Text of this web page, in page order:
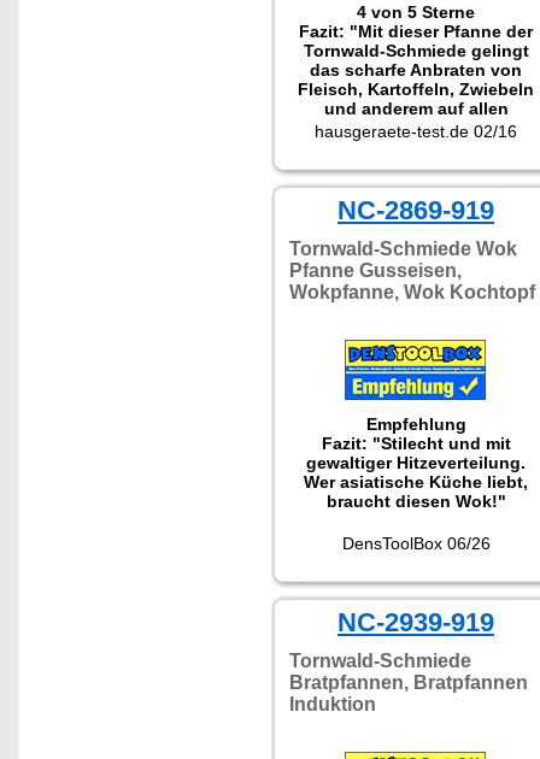
4 von 5 Sterne
Fazit: "Mit dieser Pfanne der
Tornwald-Schmiede gelingt
das scharfe Anbraten von
Fleisch, Kartoffeln, Zwiebeln
und anderem auf allen
Herdarten. Solche Pfannen
dürfen in keiner guten Küche
fehlen."
Getestet wurde das
Pfannenset NC-2941
hausgeraete-test.de 02/16
NC-2869-919
Tornwald-Schmiede Wok
Pfanne Gusseisen,
Wokpfanne, Wok Kochtopf
Empfehlung
Fazit: "Stilecht und mit
gewaltiger Hitzeverteilung.
Wer asiatische Küche liebt,
braucht diesen Wok!"
DensToolBox 06/26
NC-2939-919
Tornwald-Schmiede
Bratpfannen, Bratpfannen
Induktion